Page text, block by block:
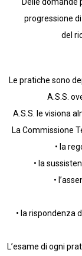
progressione
del
Le pratiche sono
A.S.S.
A.S.S. le visiona
La Commissione
• la
• la
•
• la rispondenza
L’esame di ogni